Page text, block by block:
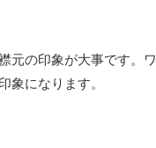
元の印象が大事です。ワ
象になります。